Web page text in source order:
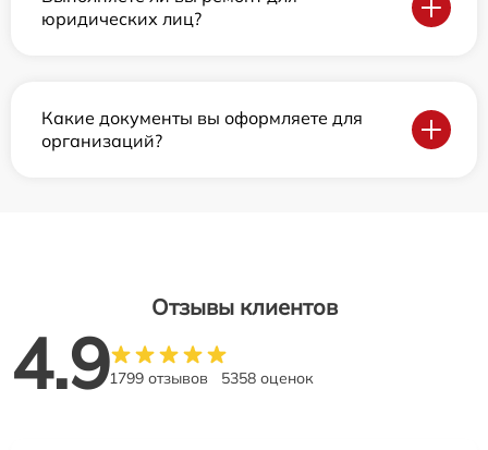
юридических лиц?
Какие документы вы оформляете для
организаций?
Отзывы клиентов
4.91799 отзывов 5358 оценок